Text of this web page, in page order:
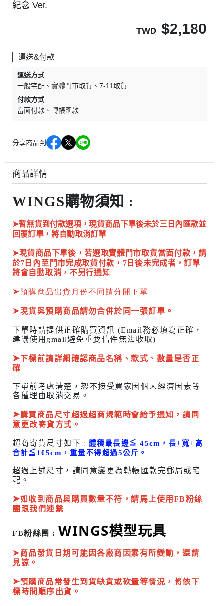
紀念 Ver.
TWD $2,180
運送&付款
運送方式
一般宅配
實體門市取貨
7-11取貨
付款方式
當面付款
轉帳匯款
分享商品到
商品詳情
WINGS購物須知 :
➤暫無貨到付款選項，現貨商品下單後未於三日內匯款並
回覆訂單，將自動取消訂單
➤現貨商品下單後，若選取實體門市取貨當面付款，請
於7日內至門市完成取貨付款，7日後未完成者，訂單
將會自動取消，不另行通知
➤預購商品出貨月份不同請分開下單
➤現貨與預購商品請勿合併於同一張訂單。
下單時請提供正確購買資訊 (Email務必填寫正確，
建議使用gmail避免重要信件無法收取)
➤下標前請詳細確認商品名稱、款式、數量是否正
確
下單前考慮清楚，恕不接受買家因個人經濟因素等
各種理由取消交易。
➤購買商品尺寸超過超商規範時會給予通知，請同
意更改寄貨方式。
超商寄貨尺寸如下 : 體積最長邊≦ 45cm，長+寬+高
合計≦ 105cm， 重量不得超過5公斤 。
超過上述尺寸，請同意變更為轉帳匯款完郵局或宅
配 。
➤如收到商品與購買數量不符，請馬上使用FB粉絲
團跟我們連繫
FB粉絲團 : WINGS模型玩具
➤商品發貨日期可能因各廠商因素有所變動，還請
見諒。
➤預購商品常發生到貨缺貨或砍量等情況，將依下
標時間順序出貨。